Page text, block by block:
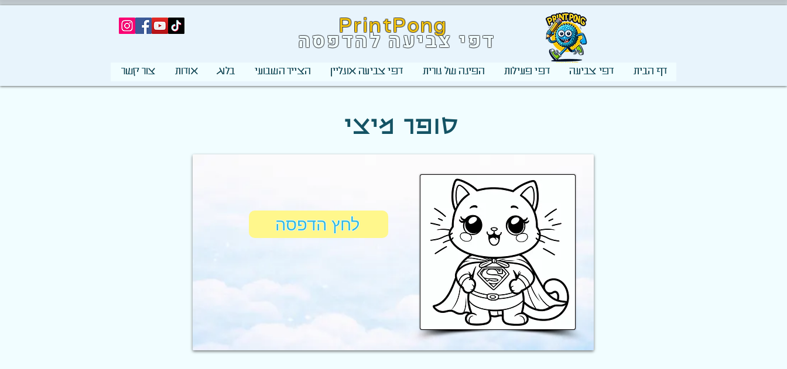
PrintPong
דפי צביעה להדפסה
דף הבית דפי צביעה דפי פעילות הפינה של נורית דפי צביעה אונליין הצייר השבועי בלוג אודות צור קשר
סופר מיצי
לחץ הדפסה